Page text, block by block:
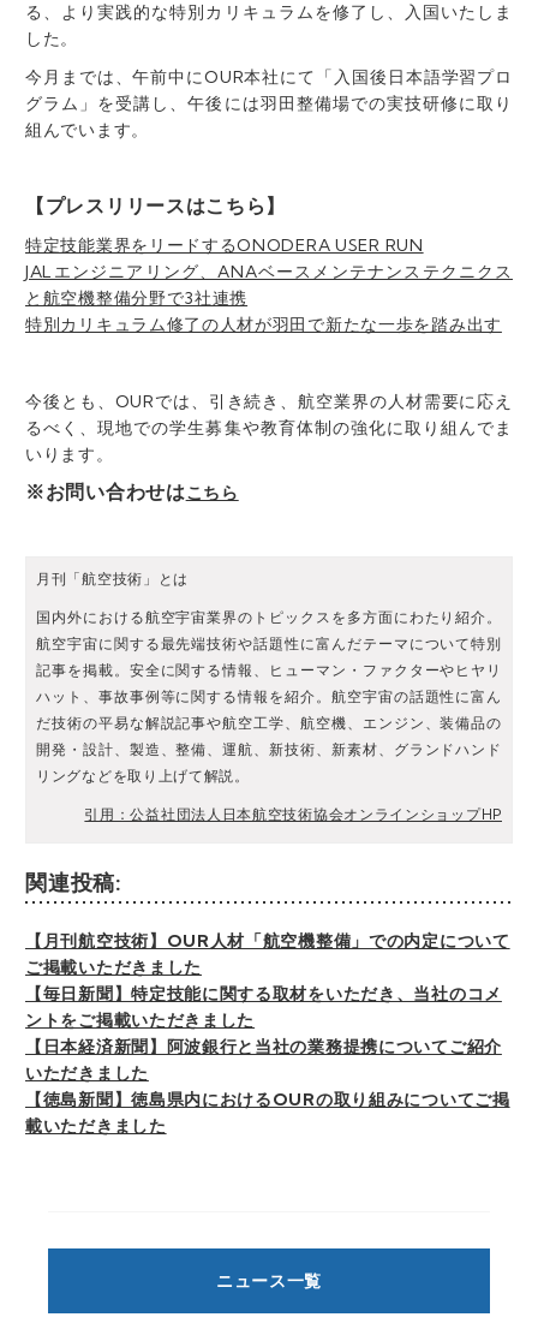
る、より実践的な特別カリキュラムを修了し、入国いたしま
した。
今月までは、午前中にOUR本社にて「入国後日本語学習プロ
グラム」を受講し、午後には羽田整備場での実技研修に取り
組んでいます。
【プレスリリースはこちら】
特定技能業界をリードするONODERA USER RUN
JALエンジニアリング、ANAベースメンテナンステクニクス
と航空機整備分野で3社連携
特別カリキュラム修了の人材が羽田で新たな一歩を踏み出す
今後とも、OURでは、引き続き、航空業界の人材需要に応え
るべく、現地での学生募集や教育体制の強化に取り組んでま
いります。
※お問い合わせはこちら
月刊「航空技術」とは
国内外における航空宇宙業界のトピックスを多方面にわたり紹介。
航空宇宙に関する最先端技術や話題性に富んだテーマについて特別
記事を掲載。安全に関する情報、ヒューマン・ファクターやヒヤリ
ハット、事故事例等に関する情報を紹介。航空宇宙の話題性に富ん
だ技術の平易な解説記事や航空工学、航空機、エンジン、装備品の
開発・設計、製造、整備、運航、新技術、新素材、グランドハンド
リングなどを取り上げて解説。
引用：公益社団法人日本航空技術協会オンラインショップHP
関連投稿:
【月刊航空技術】OUR人材「航空機整備」での内定について
ご掲載いただきました
【毎日新聞】特定技能に関する取材をいただき、当社のコメ
ントをご掲載いただきました
【日本経済新聞】阿波銀行と当社の業務提携についてご紹介
いただきました
【徳島新聞】徳島県内におけるOURの取り組みについてご掲
載いただきました
ニュース一覧